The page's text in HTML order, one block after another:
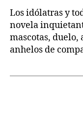
Los idólatras y
novela
mascotas,
anhelos de